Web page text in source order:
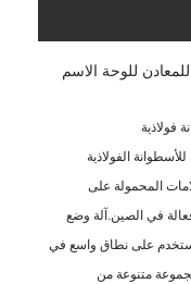
للمعادن للوحة الاسم
الفولاذية
المحمولة على
في الصين. آلة وضع
على نطاق واسع في
متنوعة من